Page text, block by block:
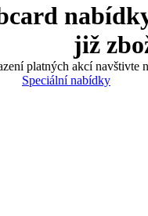
již
platných akcí navštivte
Speciální nabídky